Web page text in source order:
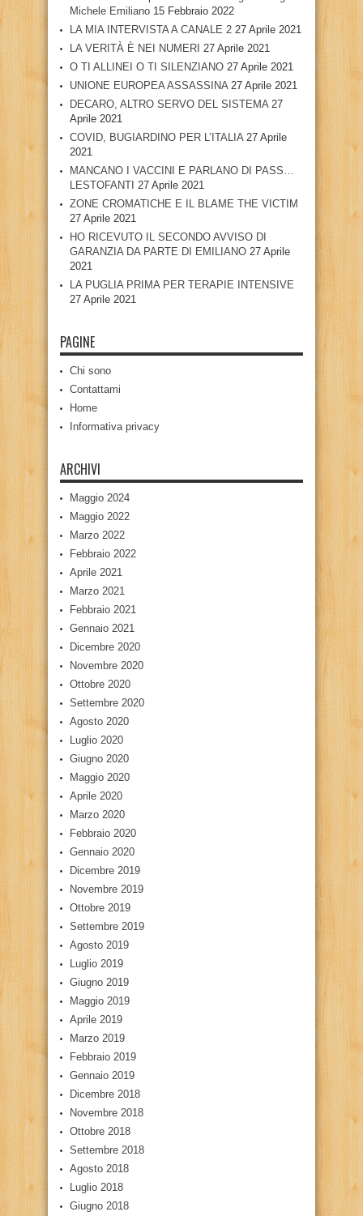
Michele Emiliano 15 Febbraio 2022
LA MIA INTERVISTA A CANALE 2 27 Aprile 2021
LA VERITÀ È NEI NUMERI 27 Aprile 2021
O TI ALLINEI O TI SILENZIANO 27 Aprile 2021
UNIONE EUROPEA ASSASSINA 27 Aprile 2021
DECARO, ALTRO SERVO DEL SISTEMA 27
Aprile 2021
COVID, BUGIARDINO PER L’ITALIA 27 Aprile
2021
MANCANO I VACCINI E PARLANO DI PASS…
LESTOFANTI 27 Aprile 2021
ZONE CROMATICHE E IL BLAME THE VICTIM
27 Aprile 2021
HO RICEVUTO IL SECONDO AVVISO DI
GARANZIA DA PARTE DI EMILIANO 27 Aprile
2021
LA PUGLIA PRIMA PER TERAPIE INTENSIVE
27 Aprile 2021
PAGINE
Chi sono
Contattami
Home
Informativa privacy
ARCHIVI
Maggio 2024
Maggio 2022
Marzo 2022
Febbraio 2022
Aprile 2021
Marzo 2021
Febbraio 2021
Gennaio 2021
Dicembre 2020
Novembre 2020
Ottobre 2020
Settembre 2020
Agosto 2020
Luglio 2020
Giugno 2020
Maggio 2020
Aprile 2020
Marzo 2020
Febbraio 2020
Gennaio 2020
Dicembre 2019
Novembre 2019
Ottobre 2019
Settembre 2019
Agosto 2019
Luglio 2019
Giugno 2019
Maggio 2019
Aprile 2019
Marzo 2019
Febbraio 2019
Gennaio 2019
Dicembre 2018
Novembre 2018
Ottobre 2018
Settembre 2018
Agosto 2018
Luglio 2018
Giugno 2018